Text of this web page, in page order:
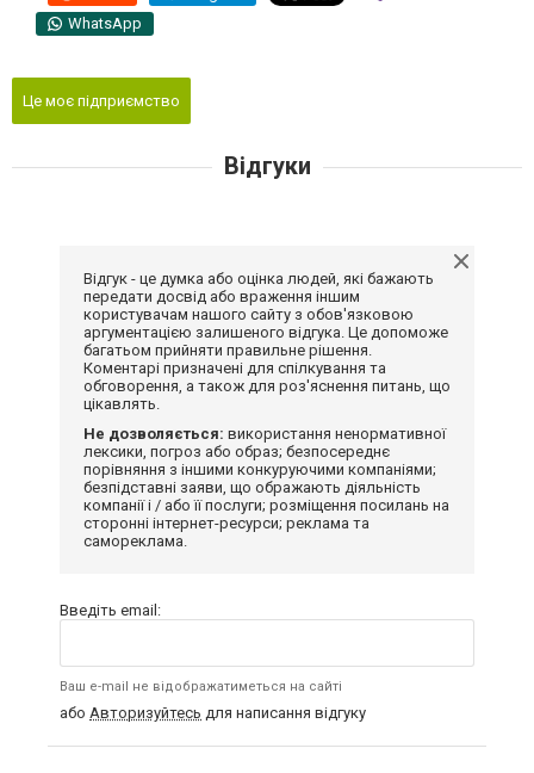
WhatsApp
Це моє підприємство
Відгуки
Відгук - це думка або оцінка людей, які бажають
передати досвід або враження іншим
користувачам нашого сайту з обов'язковою
аргументацією залишеного відгука. Це допоможе
багатьом прийняти правильне рішення.
Коментарі призначені для спілкування та
обговорення, а також для роз'яснення питань, що
цікавлять.
Не дозволяється: використання ненормативної
лексики, погроз або образ; безпосереднє
порівняння з іншими конкуруючими компаніями;
безпідставні заяви, що ображають діяльність
компанії і / або її послуги; розміщення посилань на
сторонні інтернет-ресурси; реклама та
самореклама.
Введіть email:
Ваш e-mail не відображатиметься на сайті
або Авторизуйтесь для написання відгуку